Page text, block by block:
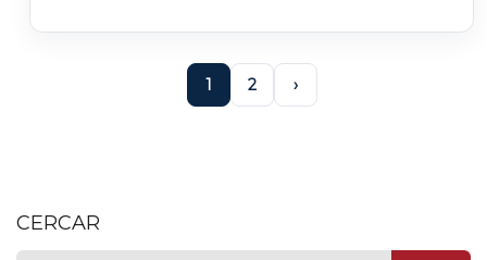
1 2 ›
CERCAR